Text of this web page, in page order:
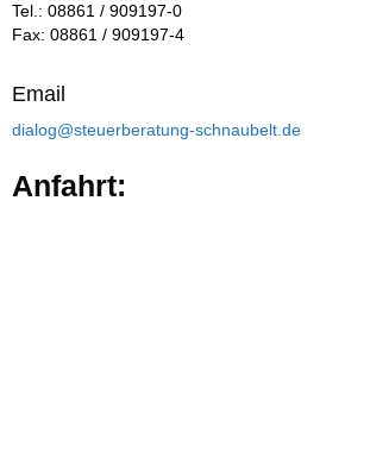
Tel.: 08861 / 909197-0
Fax: 08861 / 909197-4
Email
dialog@steuerberatung-schnaubelt.de
Anfahrt: